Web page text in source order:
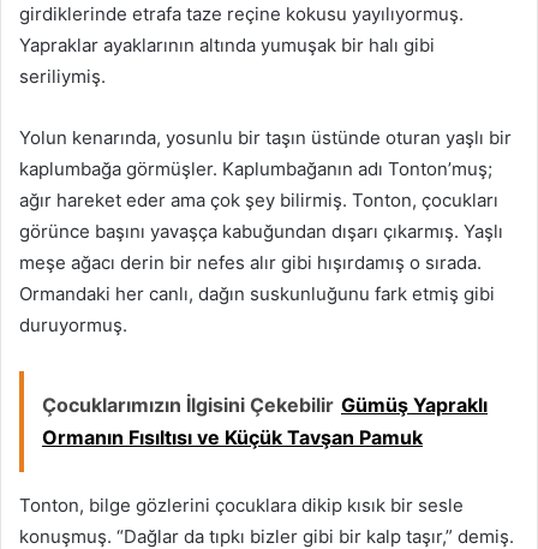
girdiklerinde etrafa taze reçine kokusu yayılıyormuş.
Yapraklar ayaklarının altında yumuşak bir halı gibi
seriliymiş.
Yolun kenarında, yosunlu bir taşın üstünde oturan yaşlı bir
kaplumbağa görmüşler. Kaplumbağanın adı Tonton’muş;
ağır hareket eder ama çok şey bilirmiş. Tonton, çocukları
görünce başını yavaşça kabuğundan dışarı çıkarmış. Yaşlı
meşe ağacı derin bir nefes alır gibi hışırdamış o sırada.
Ormandaki her canlı, dağın suskunluğunu fark etmiş gibi
duruyormuş.
Çocuklarımızın İlgisini Çekebilir Gümüş Yapraklı
Ormanın Fısıltısı ve Küçük Tavşan Pamuk
Tonton, bilge gözlerini çocuklara dikip kısık bir sesle
konuşmuş. “Dağlar da tıpkı bizler gibi bir kalp taşır,” demiş.